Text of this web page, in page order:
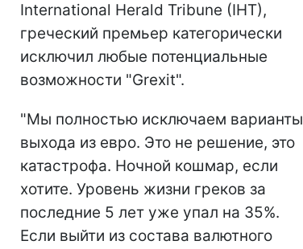
International Herald Tribune (IHT),
греческий премьер категорически
исключил любые потенциальные
возможности "Grexit".
"Мы полностью исключаем варианты
выхода из евро. Это не решение, это
катастрофа. Ночной кошмар, если
хотите. Уровень жизни греков за
последние 5 лет уже упал на 35%.
Если выйти из состава валютного